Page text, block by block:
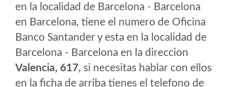
en la localidad de Barcelona - Barcelona
en Barcelona, tiene el numero de Oficina
Banco Santander y esta en la localidad de
Barcelona - Barcelona en la direccion
Valencia, 617, si necesitas hablar con ellos
en la ficha de arriba tienes el telefono de